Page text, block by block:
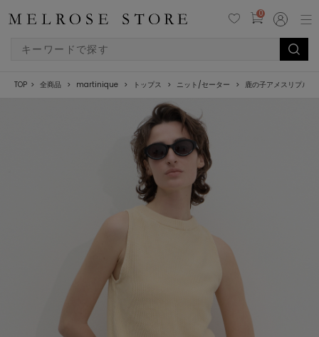
0
TOP 全商品 martinique トップス ニット/セーター 鹿の子アメスリプルオ